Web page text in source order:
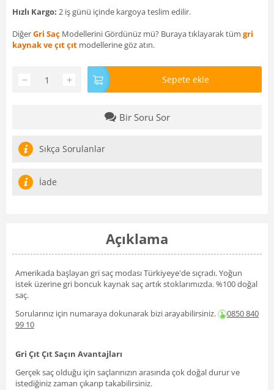
Hızlı Kargo: 2 iş günü içinde kargoya teslim edilir.
DiğerGri Saç Modellerini Gördünüz mü? Buraya tıklayarak tüm gri
kaynak ve çıt çıt modellerine göz atın.
+
− Sepete ekle
Bir Soru Sor
Sıkça Sorulanlar
İade
Açıklama
Amerikada başlayan gri saç modası Türkiyeye'de sıçradı. Yoğun
istek üzerine gri boncuk kaynak saç artık stoklarımızda. %100 doğal
saç.
Sorularınız için numaraya dokunarak bizi arayabilirsiniz.
0850 840
99 10
Gri Çıt Çıt Saçın Avantajları
Gerçek saç olduğu için saçlarınızın arasında çok doğal durur ve
istediğiniz zaman çıkarıp takabilirsiniz.